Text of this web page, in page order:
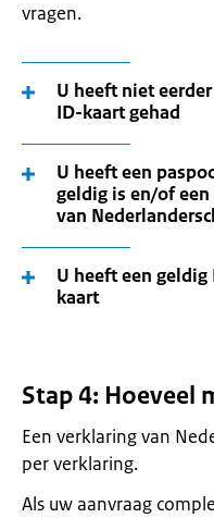
vragen.
U heeft niet
ID-kaart gehad
U heeft een
geldig is en/of
van
U heeft een
kaart
Stap 4: Hoeveel
Een verklaring van
per verklaring.
Als uw aanvraag